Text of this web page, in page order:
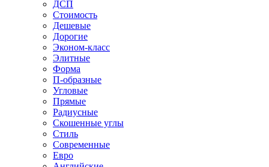
ДСП
Стоимость
Дешевые
Дорогие
Эконом-класс
Элитные
Форма
П-образные
Угловые
Прямые
Радиусные
Скошенные углы
Стиль
Современные
Евро